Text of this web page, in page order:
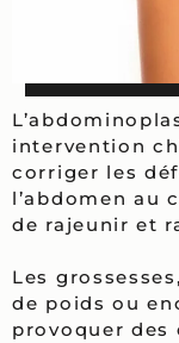
intervention
corriger les
l’abdomen au
de rajeunir et
Les
de poids ou
provoquer